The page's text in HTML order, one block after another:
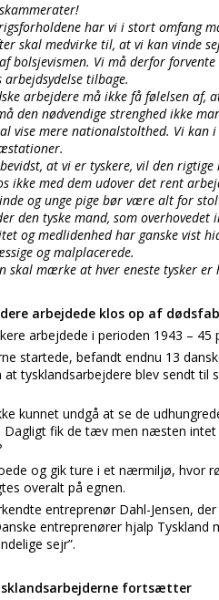
har vi i stort omfang
skal medvirke til, at vi kan vinde
bolsjevismen. Vi må derfor
tilbage.
arbejdere må ikke få følelsen af,
den nødvendige strenghed ikke
vise mere nationalstolthed. Vi
at vi er tyskere, vil den
ikke med dem udover det rent
og unge pige bør være alt for
den tyske mand, som
og medlidenhed har ganske vist
og malplacerede.
skal mærke at hver eneste tysker er
arbejdede klos op af
arbejdede i perioden 1943 – 45
startede, befandt endnu 13
at tysklandsarbejdere blev sendt
kunnet undgå at se de
Dagligt fik de tæv men næsten
og gik ture i et nærmiljø, hvor
overalt på egnen.
entreprenør Dahl-Jensen,
entreprenører hjalp
sejr”.
fortsætter